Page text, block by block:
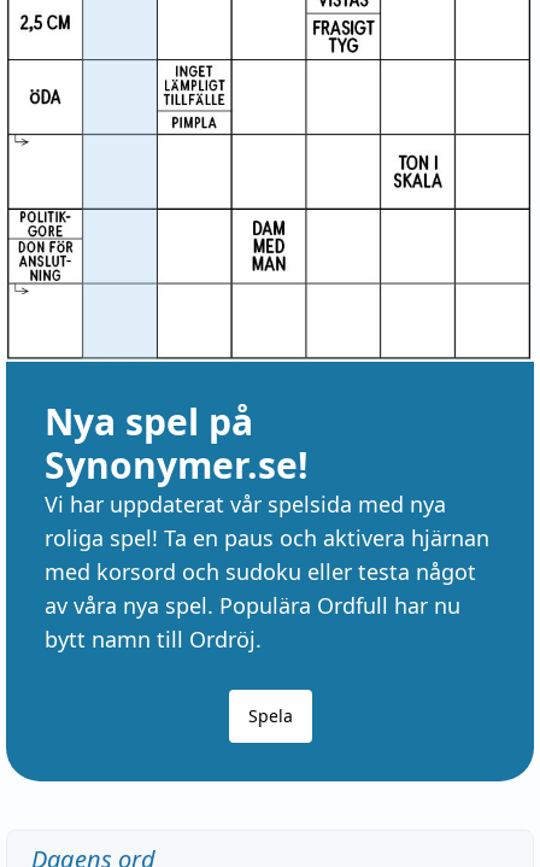
Nya spel på
Synonymer.se!
Vi har uppdaterat vår spelsida med nya
roliga spel! Ta en paus och aktivera hjärnan
med korsord och sudoku eller testa något
av våra nya spel. Populära Ordfull har nu
bytt namn till Ordröj.
Spela
Dagens ord